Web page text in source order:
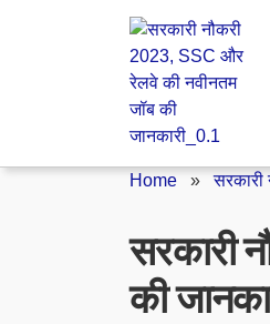
Home »सरकारी
सरकारी
की